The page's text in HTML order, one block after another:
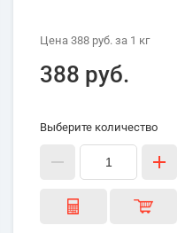
Цена 388 руб. за 1 кг
388 руб.
Выберите количество